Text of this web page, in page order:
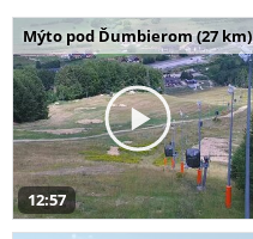
Mýto pod Ďumbierom (27 km)
12:57